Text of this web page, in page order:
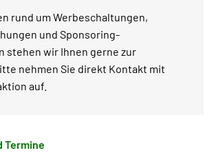
rund um Werbeschaltungen,
und Sponsoring-
stehen wir Ihnen gerne zur
nehmen Sie direkt Kontakt mit
auf.
Termine